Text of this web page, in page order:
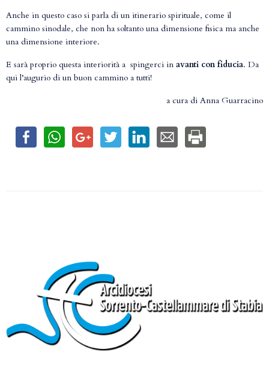
Anche in questo caso si parla di un itinerario spirituale, come il
cammino sinodale, che non ha soltanto una dimensione fisica ma anche
una dimensione interiore.
E sarà proprio questa interiorità a spingerci in avanti con fiducia. Da
qui l’augurio di un buon cammino a tutti!
a cura di Anna Guarracino